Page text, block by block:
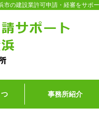
の建設業許可申請・経審をサポー
事務所紹介